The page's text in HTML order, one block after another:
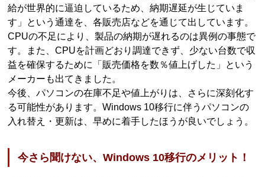
給が世界的に逼迫しているため、納期遅延が生じていま
す」という通達を、各販売店などを通じて出しています。
CPUの不足により、製品の納期が遅れるのは異例の事態で
す。また、CPUを計画どおり調達できず、少ない台数で収
益を確保するために「販売価格を数％値上げした」という
メーカーも出てきました。
今後、パソコンの在庫不足や値上がりは、さらに深刻化す
る可能性があります。Windows 10移行に伴うパソコンの
入れ替え・更新は、早めに着手したほうが良いでしょう。
今さら聞けない、Windows 10移行のメリット！